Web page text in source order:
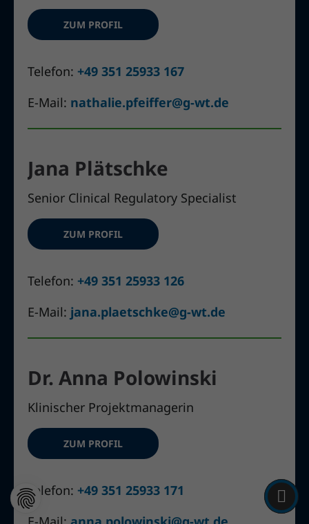
ZUM PROFIL
Telefon: +49 351 25933 167
E-Mail: nathalie.pfeiffer@g-wt.de
Jana Plätschke
Senior Clinical Regulatory Specialist
ZUM PROFIL
Telefon: +49 351 25933 126
E-Mail: jana.plaetschke@g-wt.de
Dr. Anna Polowinski
Klinischer Projektmanagerin
ZUM PROFIL
Telefon: +49 351 25933 171